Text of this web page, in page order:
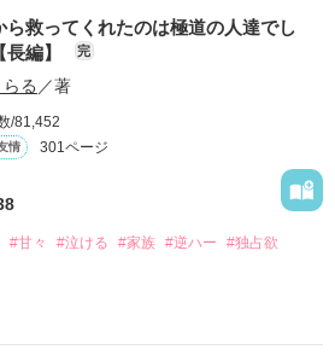
はずだったのに、仕事先で毎日会っ
い赤。
。
、「私も一歩踏み出してみたい」と思
ける。
ら救ってくれたのは極道の人達でし
長編】
完
る ／著
/81,452
情 301ページ
#甘々 #泣ける #家族 #逆ハー
#独占欲